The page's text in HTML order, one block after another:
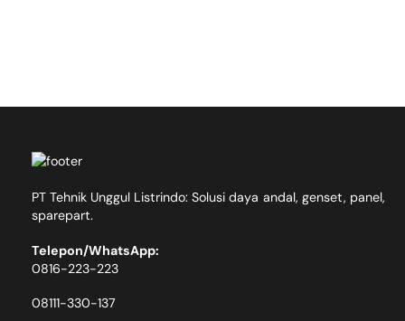
PT Tehnik Unggul Listrindo: Solusi daya andal, genset, panel,
sparepart.
Telepon/WhatsApp:
0816-223-223
08111-330-137